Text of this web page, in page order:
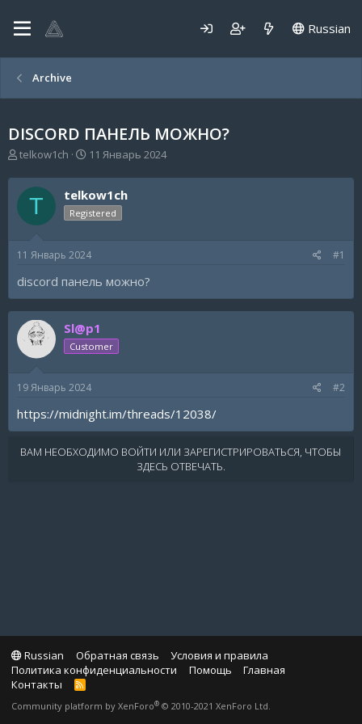
Russian
Archive
DISCORD ПАНЕЛЬ МОЖНО?
А
т
о
р
м
telkow1ch
Д
т
а
н
а
а
11 Январь 2024
T telkow1ch
Registered
11 Январь 2024 #1
discord панель можно?
Sl@p1
Customer
19 Январь 2024 #2
https://midnight.im/threads/12038/
ВАМ НЕОБХОДИМО ВОЙТИ ИЛИ ЗАРЕГИСТРИРОВАТЬСЯ, ЧТОБЫ
ЗДЕСЬ ОТВЕЧАТЬ.
Russian Обратная связь
Условия и правила
Политика конфиденциальности
Помощь
Главная
Контакты
R
S
Community platform by XenForo® © 2010-2021 XenForo Ltd.